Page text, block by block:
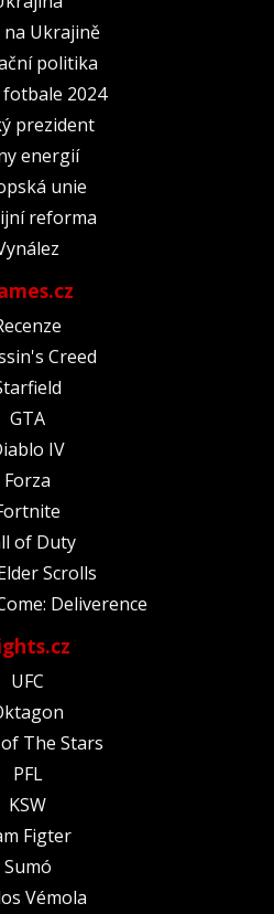
na Ukrajině
politika
fotbale 2024
prezident
energií
unie
reforma
Creed
GTA
IV
Forza
of Duty
Scrolls
Deliverence
UFC
The Stars
PFL
KSW
Figter
Sumó
Vémola